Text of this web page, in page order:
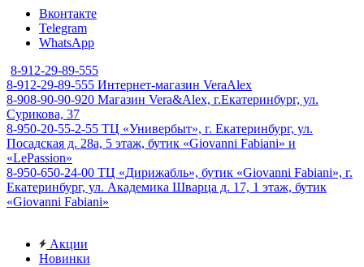
Вконтакте
Telegram
WhatsApp
8-912-29-89-555
8-912-29-89-555 Интернет-магазин VeraAlex
8-908-90-90-920 Магазин Vera&Alex, г.Екатеринбург, ул.
Сурикова, 37
8-950-20-55-2-55 ТЦ «Универбыт», г. Екатеринбург, ул.
Посадская д. 28а, 5 этаж, бутик «Giovanni Fabiani» и
«LePassion»
8-950-650-24-00 ТЦ «Дирижабль», бутик «Giovanni Fabiani», г.
Екатеринбург, ул. Академика Шварца д. 17, 1 этаж, бутик
«Giovanni Fabiani»
Акции
Новинки